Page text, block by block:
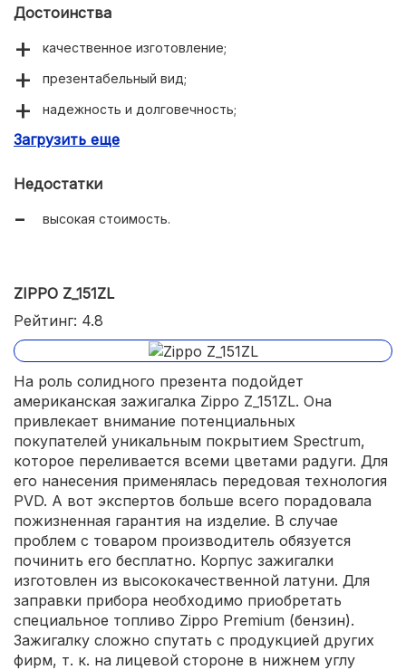
Достоинства
качественное изготовление;
презентабельный вид;
надежность и долговечность;
красивая упаковка.
Загрузить еще
Недостатки
высокая стоимость.
ZIPPO Z_151ZL
Рейтинг: 4.8
На роль солидного презента подойдет
американская зажигалка Zippo Z_151ZL. Она
привлекает внимание потенциальных
покупателей уникальным покрытием Spectrum,
которое переливается всеми цветами радуги. Для
его нанесения применялась передовая технология
PVD. А вот экспертов больше всего порадовала
пожизненная гарантия на изделие. В случае
проблем с товаром производитель обязуется
починить его бесплатно. Корпус зажигалки
изготовлен из высококачественной латуни. Для
заправки прибора необходимо приобретать
специальное топливо Zippo Premium (бензин).
Зажигалку сложно спутать с продукцией других
фирм, т. к. на лицевой стороне в нижнем углу